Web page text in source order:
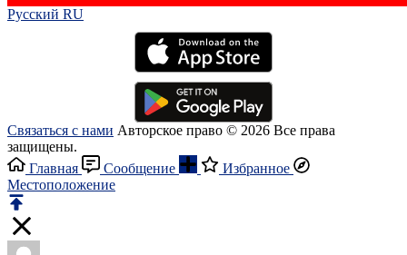
Русский RU‎
Связаться с нами Авторское право © 2026 Все права
защищены.
Главная
Сообщение
Избранное
Местоположение